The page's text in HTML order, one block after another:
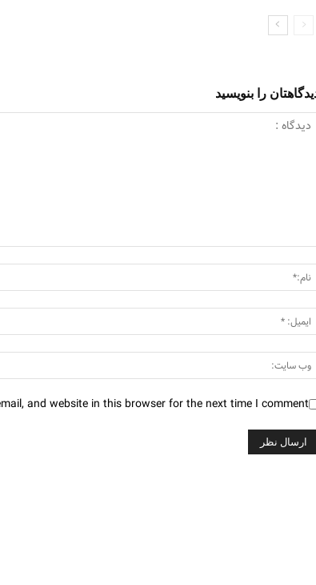
را بنویسید
and website in this browser for the next time I comment.